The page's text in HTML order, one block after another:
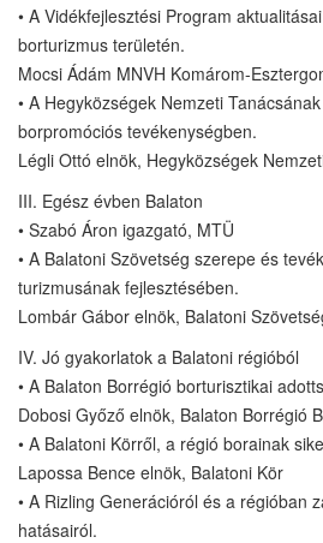
• A Vidékfejlesztési Program
borturizmus területén.
Mocsi Ádám MNVH Komárom-
• A Hegyközségek Nemzeti
borpromóciós tevékenységben.
Légli Ottó elnök, Hegyközségek
III. Egész évben Balaton
• Szabó Áron igazgató, MTÜ
• A Balatoni Szövetség szerepe és
turizmusának fejlesztésében.
Lombár Gábor elnök, Balatoni
IV. Jó gyakorlatok a Balatoni régióból
• A Balaton Borrégió borturisztikai
Dobosi Győző elnök, Balaton Borrégió
• A Balatoni Körről, a régió borainak
Lapossa Bence elnök, Balatoni Kör
• A Rizling Generációról és a régióban
hatásairól.